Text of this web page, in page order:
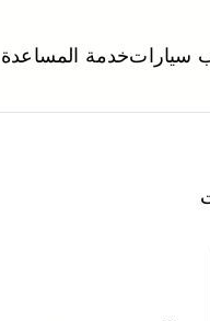
بطاريات بارخص الاسعار
سياراتخدمة